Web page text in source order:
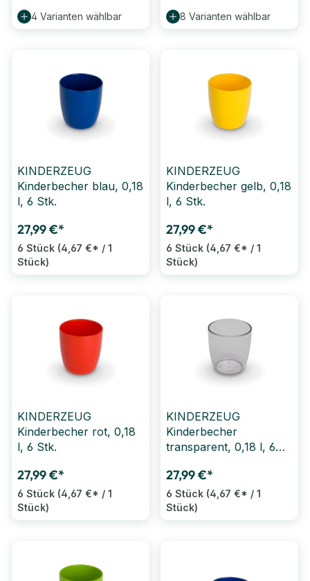
4 Varianten wählbar 8 Varianten wählbar
KINDERZEUG
Kinderbecher blau, 0,18
l, 6 Stk.
27,99 €*
6 Stück (4,67 €* / 1
Stück)
KINDERZEUG
Kinderbecher gelb, 0,18
l, 6 Stk.
27,99 €*
6 Stück (4,67 €* / 1
Stück)
KINDERZEUG
Kinderbecher rot, 0,18
l, 6 Stk.
27,99 €*
6 Stück (4,67 €* / 1
Stück)
KINDERZEUG
Kinderbecher
transparent, 0,18 l, 6
27,99 €*
6 Stück (4,67 €* / 1
Stück)